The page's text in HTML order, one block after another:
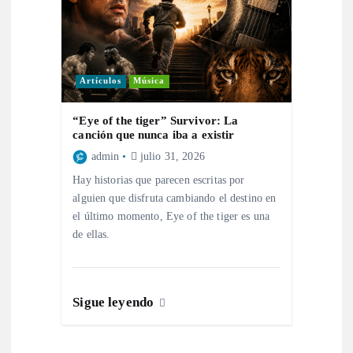
Artículos Música
“Eye of the tiger” Survivor: La
canción que nunca iba a existir
admin julio 31, 2026
Hay historias que parecen escritas por
alguien que disfruta cambiando el destino en
el último momento, Eye of the tiger es una
de ellas.
Sigue leyendo